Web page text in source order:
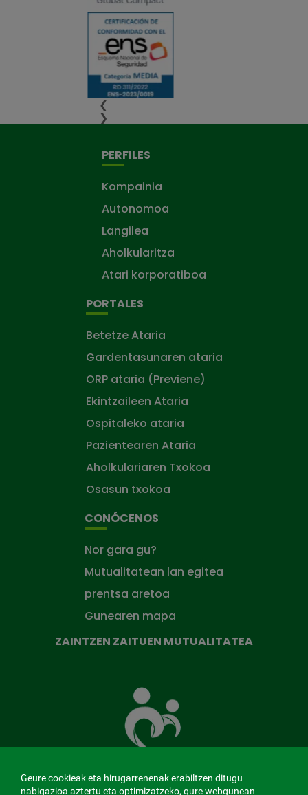
❮
❯
PERFILES
Kompainia
Autonomoa
Langilea
Aholkularitza
Atari korporatiboa
PORTALES
Betetze Ataria
Gardentasunaren ataria
ORP ataria (Previene)
Ekintzaileen Ataria
Ospitaleko ataria
Pazientearen Ataria
Aholkulariaren Txokoa
Osasun txokoa
CONÓCENOS
Nor gara gu?
Mutualitatean lan egitea
prentsa aretoa
Gunearen mapa
ZAINTZEN ZAITUEN MUTUALITATEA
zaituen
Mutua
Geure cookieak eta hirugarrenenak erabiltzen ditugu
nabigazioa aztertu eta optimizatzeko, gure webgunean